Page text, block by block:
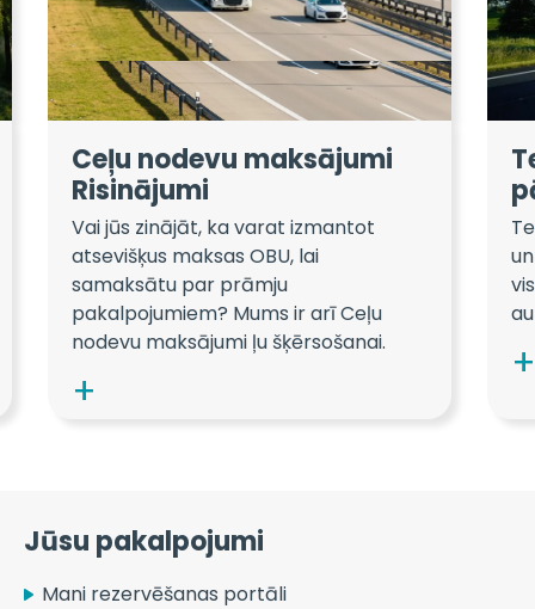
Ceļu nodevu maksājumi
Risinājumi
Vai jūs zinājāt, ka varat izmantot
atsevišķus maksas OBU, lai
samaksātu par prāmju
pakalpojumiem? Mums ir arī Ceļu
nodevu maksājumi ļu šķērsošanai.
Jūsu pakalpojumi
Mani rezervēšanas portāli